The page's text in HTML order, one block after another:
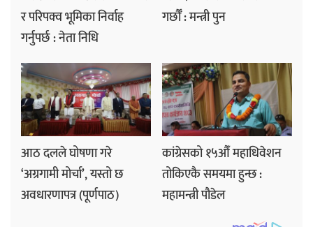
र परिपक्व भूमिका निर्वाह
गर्नुपर्छ : नेता निधि
गर्छौँ : मन्त्री पुन
आठ दलले घोषणा गरे
‘अग्रगामी मोर्चा’, यस्तो छ
अवधारणापत्र (पूर्णपाठ)
कांग्रेसको १५औँ महाधिवेशन
तोकिएकै समयमा हुन्छ :
महामन्त्री पौडेल